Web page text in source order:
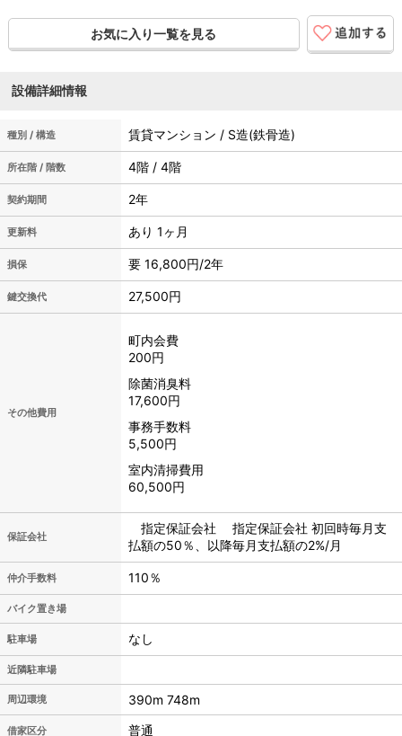
お気に入り一覧を見る
設備詳細情報
種別 / 構造 賃貸マンション / S造(鉄骨造)
所在階 / 階数 4階 / 4階
契約期間 2年
更新料 あり 1ヶ月
損保 要 16,800円/2年
鍵交換代 27,500円
その他費用
町内会費
200円
除菌消臭料
17,600円
事務手数料
5,500円
室内清掃費用
60,500円
保証会社
指定保証会社 指定保証会社 初回時毎月支
払額の50％、以降毎月支払額の2%/月
仲介手数料 110％
バイク置き場
駐車場 なし
近隣駐車場
周辺環境 390m 748m
借家区分 普通